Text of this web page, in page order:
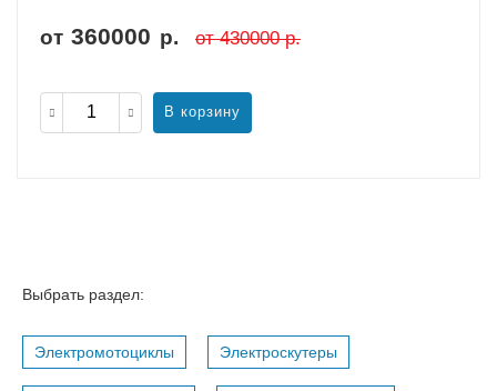
от 360000 р. от430000р.
В корзину
Выбрать раздел:
Электромотоциклы Электроскутеры